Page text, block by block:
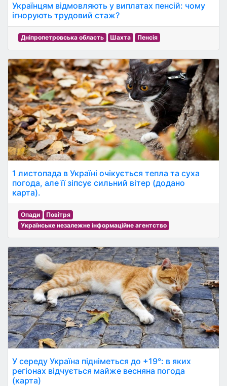
Українцям відмовляють у виплатах пенсій: чому
ігнорують трудовий стаж?
Дніпропетровська область Шахта Пенсія
1 листопада в Україні очікується тепла та суха
погода, але її зіпсує сильний вітер (додано
карта).
Опади
Повітря
Українське незалежне інформаційне агентство
У середу Україна підніметься до +19°: в яких
регіонах відчується майже весняна погода
(карта)